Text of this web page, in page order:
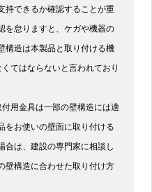
持できるか確認することが重
を怠りますと、ケガや機器の
構造は本製品と取り付ける機
てはならないと言われており
用金具は一部の壁構造には適
をお使いの壁面に取り付ける
合は、建設の専門家に相談し
壁構造に合わせた取り付け方